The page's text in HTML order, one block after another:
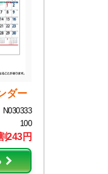
ダー
N030333
100
243円